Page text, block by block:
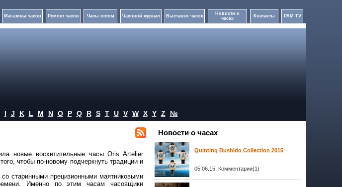
Магазины часов Ремонт часов Часы оптом Часовой журнал Выставки часов
Новости о
часах
Контакты PAM TV
I J K L M N O P Q R S T U V W X Y Z №
новые восхитительные часы Oris Artelier
чтобы по-новому подчеркнуть традиции и
старинными прецизионными маятниковыми
Именно по этим часам часовщики
Новости о часах
Quinting Bushido Collection 2015
05.06.15 Комментарии(1)